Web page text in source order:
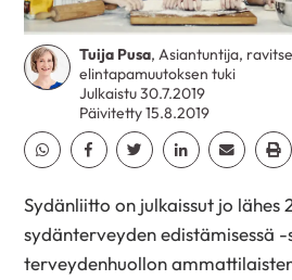
Tuija Pusa, Asiantuntija,
elintapamuutoksen tuki
Julkaistu 30.7.2019
Päivitetty 15.8.2019
Jaa Whatsapp
Jaa Facebook
Jaa TwitterJaa Linkedin
Jaa Email
Jaa
Sydänliitto on julkaissut jo lähes
sydänterveyden edistämisessä -
terveydenhuollon